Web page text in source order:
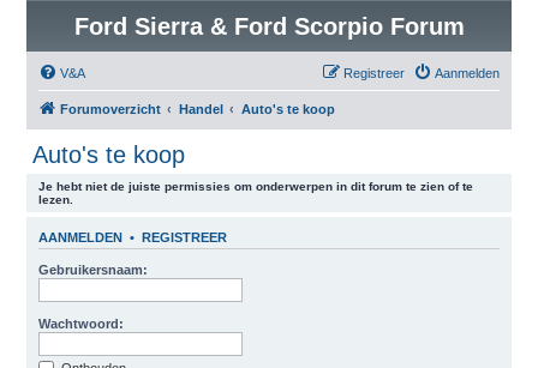
Ford Sierra & Ford Scorpio Forum
V&A Aanmelden
Registreer
Forumoverzicht Handel Auto's te koop
Auto's te koop
Je hebt niet de juiste permissies om onderwerpen in dit forum te zien of te
lezen.
AANMELDEN • REGISTREER
Gebruikersnaam:
Wachtwoord: